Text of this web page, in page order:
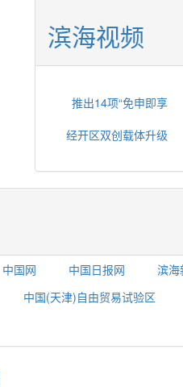
滨海视频
推出14项“免申即享
经开区双创载体升级
中国网 中国日报网
滨海
中国(天津)自由贸易试验区